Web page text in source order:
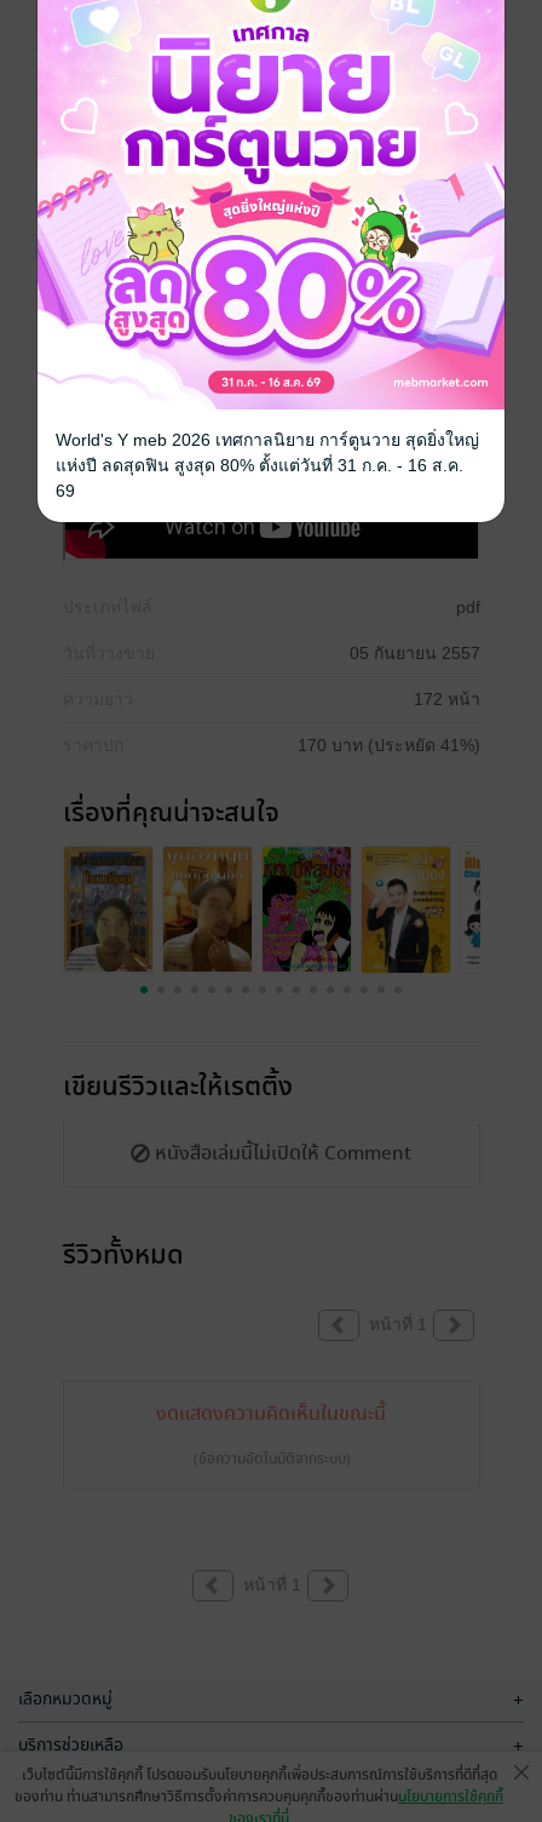
ที่สุด
กลายเป็นเรื่องง่ายที่สุด คุณจะอ่านเข้าใจง่ายตั้งแต่หน้า
จนหน้าสุดท้าย พร้อมตัวอย่างประกอบมากมาย และมีวิธี
ทำ
ให้คุณจำทุก tenses ได้อย่างแม่นยำ ทำให้คุณใช้ทุก
tenses ในแต่ละสถานการณ์ได้อย่างเหมาะสมถูกต้อง
ตามหลักไวยากรณ์
ภาษาอังกฤษ การพูด การเขียน ไวยากรณ์
pdf
05 กันยายน 2557
172 หน้า
170 บาท (ประหยัด 41%)
เรื่องที่คุณน่าจะสนใจ
เขียนรีวิวและให้เรตติ้ง
หนังสือเล่มนี้ไม่เปิดให้ Comment
รีวิวทั้งหมด
หน้าที่ 1
งดแสดงความคิดเห็นในขณะนี้
(ข้อความอัตโนมัติจากระบบ)
หน้าที่ 1
เลือกหมวดหมู่ +
บริการช่วยเหลือ +
เกี่ยวกับเรา
เว็บไซต์นี้มีการใช้คุกกี้ โปรดยอมรับนโยบายคุกกี้เพื่อประสบการณ์การใช้บริการที่ดีที่สุด
ของท่าน ท่านสามารถศึกษาวิธีการตั้งค่าการควบคุมคุกกี้ของท่านผ่านนโยบายการใช้คุกกี้
World's Y meb 2026 เทศกาลนิยาย การ์ตูนวาย สุดยิ่งใหญ่
แห่งปี ลดสุดฟิน สูงสุด 80% ตั้งแต่วันที่ 31 ก.ค. - 16 ส.ค.
69